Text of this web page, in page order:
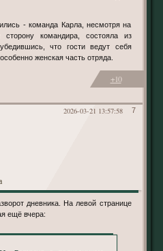
командира, состояла из
что гости ведут себя
женская часть отряда.
+10
7
2026-03-21 13:57:58
ещё вчера: